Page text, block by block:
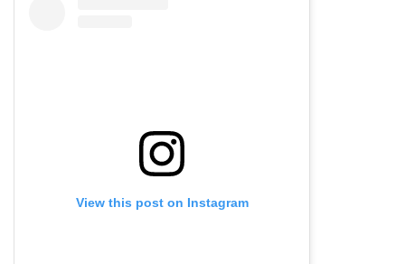
View this post on Instagram